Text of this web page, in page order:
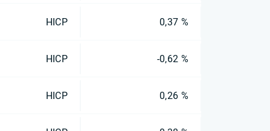
HICP 0,37 %
HICP -0,62 %
HICP 0,26 %